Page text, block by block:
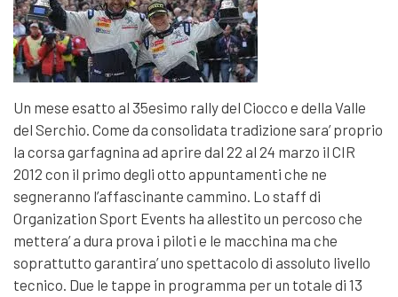
Un mese esatto al 35esimo rally del Ciocco e della Valle
del Serchio. Come da consolidata tradizione sara’ proprio
la corsa garfagnina ad aprire dal 22 al 24 marzo il CIR
2012 con il primo degli otto appuntamenti che ne
segneranno l’affascinante cammino. Lo staff di
Organization Sport Events ha allestito un percoso che
mettera’ a dura prova i piloti e le macchina ma che
soprattutto garantira’ uno spettacolo di assoluto livello
tecnico. Due le tappe in programma per un totale di 13